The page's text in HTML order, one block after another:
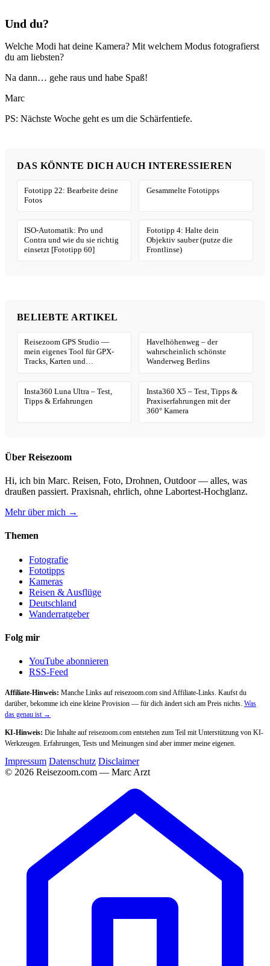
Und du?
Welche Modi hat deine Kamera? Mit welchem Modus fotografierst
du am liebsten?
Na dann… gehe raus und habe Spaß!
Marc
PS: Nächste Woche geht es um die Schärfentiefe.
DAS KÖNNTE DICH AUCH INTERESSIEREN
Fototipp 22: Bearbeite deine
Fotos
Gesammelte Fototipps
ISO-Automatik: Pro und
Contra und wie du sie richtig
einsetzt [Fototipp 60]
Fototipp 4: Halte dein
Objektiv sauber (putze die
Frontlinse)
BELIEBTE ARTIKEL
Reisezoom GPS Studio —
mein eigenes Tool für GPX-
Tracks, Karten und
Havelhöhenweg – der
wahrscheinlich schönste
Wanderweg Berlins
Insta360 Luna Ultra – Test,
Tipps & Erfahrungen
Insta360 X5 – Test, Tipps &
Praxiserfahrungen mit der
360° Kamera
Über Reisezoom
Hi, ich bin Marc. Reisen, Foto, Drohnen, Outdoor — alles, was
draußen passiert. Praxisnah, ehrlich, ohne Labortest-Hochglanz.
Mehr über mich →
Themen
Fotografie
Fototipps
Kameras
Reisen & Ausflüge
Deutschland
Wanderratgeber
Folg mir
YouTube abonnieren
RSS-Feed
Affiliate-Hinweis: Manche Links auf reisezoom.com sind Affiliate-Links. Kaufst du
darüber, bekomme ich eine kleine Provision — für dich ändert sich am Preis nichts. Was
das genau ist →
KI-Hinweis: Die Inhalte auf reisezoom.com entstehen zum Teil mit Unterstützung von KI-
Werkzeugen. Erfahrungen, Tests und Meinungen sind aber immer meine eigenen.
Impressum Datenschutz Disclaimer
© 2026 Reisezoom.com — Marc Arzt